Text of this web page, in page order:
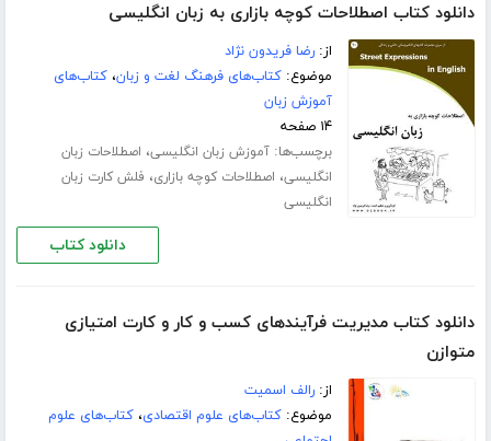
دانلود کتاب اصطلاحات کوچه بازاری به زبان انگلیسی
از:رضا فریدون نژاد
موضوع:کتاب‌های فرهنگ لغت و زبان،کتاب‌های
آموزش زبان
۱۴ صفحه
برچسب‌ها:آموزش زبان انگلیسی، اصطلاحات زبان
انگلیسی، اصطلاحات کوچه بازاری، فلش کارت زبان
انگلیسی
دانلود کتاب
دانلود کتاب مدیریت فرآیندهای کسب و کار و کارت امتیازی
متوازن
از:رالف اسمیت
موضوع:کتاب‌های علوم اقتصادی،کتاب‌های علوم